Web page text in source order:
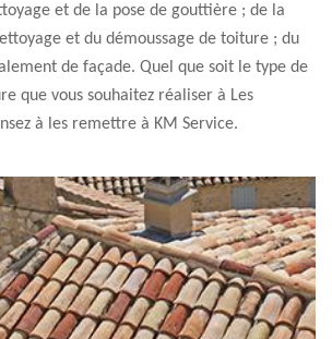
et de la pose de gouttière ; de la
et du démoussage de toiture ; du
de façade. Quel que soit le type de
que vous souhaitez réaliser à Les
à les remettre à KM Service.